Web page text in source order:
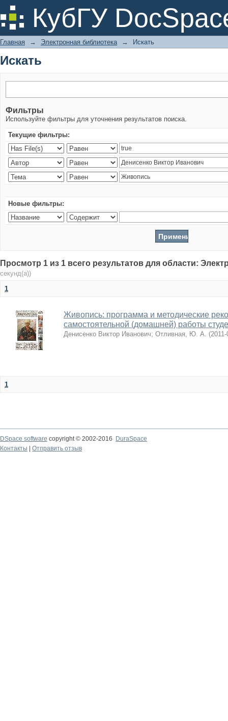
КубГУ
Искать
Главная → Электронная библиотека → Искать
Искать
Фильтры
Используйте фильтры для уточнения результатов поиска.
Текущие фильтры:
Новые фильтры:
Просмотр 1 из 1 всего результатов для области:
секунд(а))
1
Живопись: программа и методические
самостоятельной (домашней) работы
Денисенко Виктор Иванович; Отливная, Ю. А. (
1
DSpace software copyright © 2002-2016
DuraSpace
Контакты
Отправить отзыв